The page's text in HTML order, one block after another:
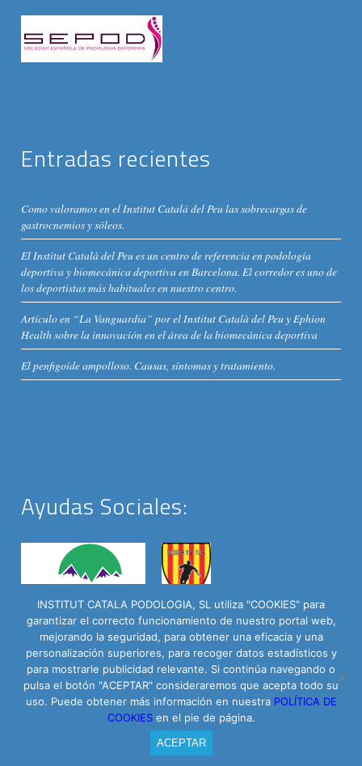
Entradas recientes
Como valoramos en el Institut Catalá del Peu las sobrecargas de
gastrocnemios y sóleos.
El Institut Català del Peu es un centro de referencia en podología
deportiva y biomecánica deportiva en Barcelona. El corredor es uno de
los deportistas más habituales en nuestro centro.
Artículo en “La Vanguardia” por el Institut Català del Peu y Ephion
Health sobre la innovación en el área de la biomecánica deportiva
El penfigoide ampolloso. Causas, síntomas y tratamiento.
Ayudas Sociales:
Institut Català del Peu © 2016 - C/ Roselló 335 Baixos | Powered by
Arrova.cat
Política de privacidad
INSTITUT CATALA PODOLOGIA, SL utiliza "COOKIES" para
garantizar el correcto funcionamiento de nuestro portal web,
mejorando la seguridad, para obtener una eficacia y una
personalización superiores, para recoger datos estadísticos y
para mostrarle publicidad relevante. Si continúa navegando o
pulsa el botón "ACEPTAR" consideraremos que acepta todo su
uso. Puede obtener más información en nuestra POLÍTICA DE
COOKIES en el pie de página.
ACEPTAR